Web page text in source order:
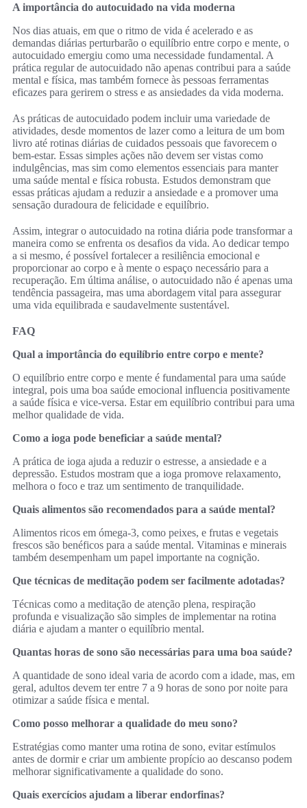
A importância do autocuidado na vida moderna
Nos dias atuais, em que o ritmo de vida é acelerado e as
demandas diárias perturbarão o equilíbrio entre corpo e mente, o
autocuidado emergiu como uma necessidade fundamental. A
prática regular de autocuidado não apenas contribui para a saúde
mental e física, mas também fornece às pessoas ferramentas
eficazes para gerirem o stress e as ansiedades da vida moderna.
As práticas de autocuidado podem incluir uma variedade de
atividades, desde momentos de lazer como a leitura de um bom
livro até rotinas diárias de cuidados pessoais que favorecem o
bem-estar. Essas simples ações não devem ser vistas como
indulgências, mas sim como elementos essenciais para manter
uma saúde mental e física robusta. Estudos demonstram que
essas práticas ajudam a reduzir a ansiedade e a promover uma
sensação duradoura de felicidade e equilíbrio.
Assim, integrar o autocuidado na rotina diária pode transformar a
maneira como se enfrenta os desafios da vida. Ao dedicar tempo
a si mesmo, é possível fortalecer a resiliência emocional e
proporcionar ao corpo e à mente o espaço necessário para a
recuperação. Em última análise, o autocuidado não é apenas uma
tendência passageira, mas uma abordagem vital para assegurar
uma vida equilibrada e saudavelmente sustentável.
FAQ
Qual a importância do equilíbrio entre corpo e mente?
O equilíbrio entre corpo e mente é fundamental para uma saúde
integral, pois uma boa saúde emocional influencia positivamente
a saúde física e vice-versa. Estar em equilíbrio contribui para uma
melhor qualidade de vida.
Como a ioga pode beneficiar a saúde mental?
A prática de ioga ajuda a reduzir o estresse, a ansiedade e a
depressão. Estudos mostram que a ioga promove relaxamento,
melhora o foco e traz um sentimento de tranquilidade.
Quais alimentos são recomendados para a saúde mental?
Alimentos ricos em ómega-3, como peixes, e frutas e vegetais
frescos são benéficos para a saúde mental. Vitaminas e minerais
também desempenham um papel importante na cognição.
Que técnicas de meditação podem ser facilmente adotadas?
Técnicas como a meditação de atenção plena, respiração
profunda e visualização são simples de implementar na rotina
diária e ajudam a manter o equilíbrio mental.
Quantas horas de sono são necessárias para uma boa saúde?
A quantidade de sono ideal varia de acordo com a idade, mas, em
geral, adultos devem ter entre 7 a 9 horas de sono por noite para
otimizar a saúde física e mental.
Como posso melhorar a qualidade do meu sono?
Estratégias como manter uma rotina de sono, evitar estímulos
antes de dormir e criar um ambiente propício ao descanso podem
melhorar significativamente a qualidade do sono.
Quais exercícios ajudam a liberar endorfinas?